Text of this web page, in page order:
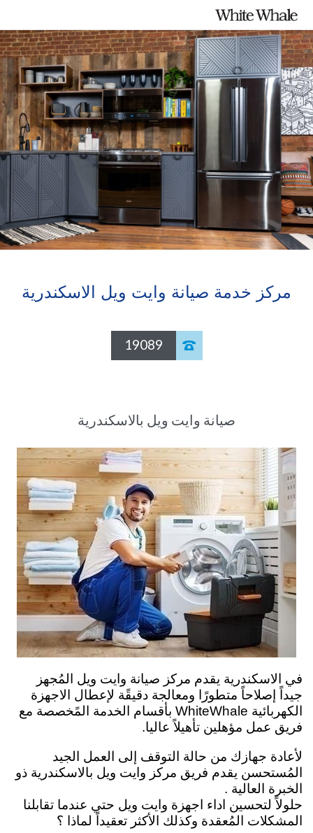
مركز خدمة صيانة وايت ويل الاسكندرية

19089
صيانة وايت ويل بالاسكندرية
في الاسكندرية يقدم مركز صيانة وايت ويل المُجهز
جيداً إصلاحاً متطورًا ومعالجة دقيقًة لإعطال الاجهزة
الكهربائية WhiteWhale بأقسام الخدمة المًخصصة مع
فريق عمل مؤهلين تأهيلاً عاليا.
لأعادة جهازك من حالة التوقف إلى العمل الجيد
المُستحسن يقدم فريق مركز وايت ويل بالاسكندرية ذو
الخبرة العالية .
حلولاً لتحسين اداء اجهزة وايت ويل حتي عندما تقابلنا
المشكلات المُعقدة وكذلك الأكثر تعقيداً لماذا ؟